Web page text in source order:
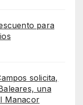
para
solicita,
una
Manacor